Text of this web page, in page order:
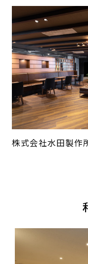
株式会社水田製作